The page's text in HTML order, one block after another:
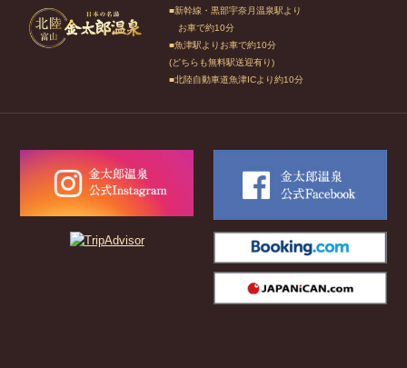
■新幹線・黒部宇奈月温泉駅より
お車で約10分
■魚津駅よりお車で約10分
(どちらも無料駅送迎有り)
■北陸自動車道魚津ICより約10分